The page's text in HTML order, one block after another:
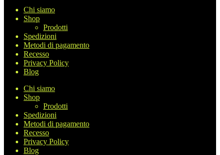
Chi siamo
Shop
Prodotti
Spedizioni
Metodi di pagamento
Recesso
Privacy Policy
Blog
Chi siamo
Shop
Prodotti
Spedizioni
Metodi di pagamento
Recesso
Privacy Policy
Blog